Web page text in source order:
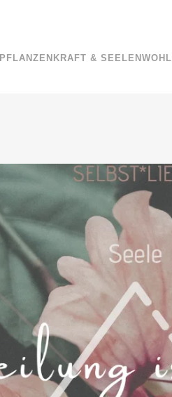
PFLANZENKRAFT & SEELENWOHL